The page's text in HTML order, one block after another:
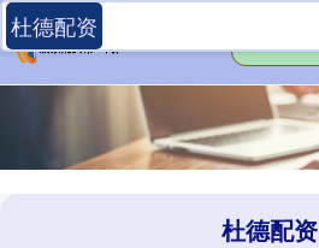
杜德配资
杜德配资